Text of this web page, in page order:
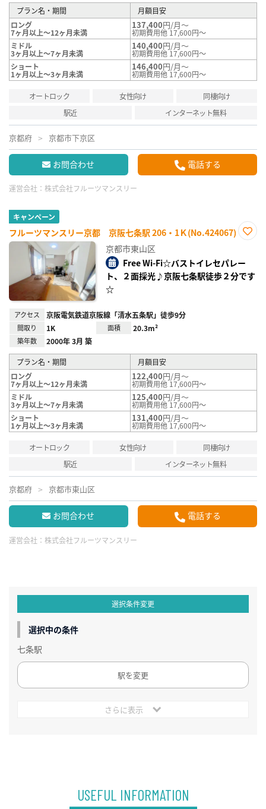
プラン名・期間
月額目安
ロング
7ヶ月以上～12ヶ月未満
137,400円/月～
初期費用他 17,600円～
ミドル
3ヶ月以上～7ヶ月未満
140,400円/月～
初期費用他 17,600円～
ショート
1ヶ月以上～3ヶ月未満
146,400円/月～
初期費用他 17,600円～
オートロック 女性向け
同棲向け
駅近
インターネット無料
京都府 京都市下京区
お問合わせ 電話する
運営会社： 株式会社フルーツマンスリー
キャンペーン
フルーツマンスリー京都 京阪七条駅 206・1Ｋ(No.424067)
り登
録
京都市東山区
Free Wi-Fi☆バストイレセパレー
ト、２面採光♪京阪七条駅徒歩２分です
☆
アクセス 京阪電気鉄道京阪線「清水五条駅」徒歩9分
間取り 1K 面積 20.3m²
築年数 2000年 3月 築
プラン名・期間
月額目安
ロング
7ヶ月以上～12ヶ月未満
122,400円/月～
初期費用他 17,600円～
ミドル
3ヶ月以上～7ヶ月未満
125,400円/月～
初期費用他 17,600円～
ショート
1ヶ月以上～3ヶ月未満
131,400円/月～
初期費用他 17,600円～
オートロック 女性向け
同棲向け
駅近
インターネット無料
京都府 京都市東山区
お問合わせ 電話する
運営会社： 株式会社フルーツマンスリー
選択条件変更
選択中の条件
七条駅
駅を変更
さらに表示
USEFUL INFORMATION